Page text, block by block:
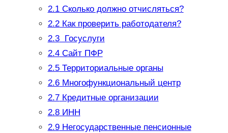
2.1Сколько должно отчисляться?
2.2Как проверить работодателя?
2.3Госуслуги
2.4Сайт ПФР
2.5Территориальные органы
2.6Многофункциональный центр
2.7Кредитные организации
2.8ИНН
2.9Негосударственные пенсионные